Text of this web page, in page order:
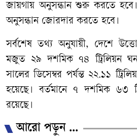
জায়গায় অনুসন্ধান শুরু করতে হবে।
অনুসন্ধান জোরদার করতে হবে।
সর্বশেষ তথ্য অনুযায়ী, দেশে
মজুত ২৯ দশ‌মিক ৭৪ ট্রিলিয়ন
সালের ডিসেম্বর পর্যন্ত ২২.১১
হয়েছে। বর্তমানে ৭ দশমিক ৬৩
রয়েছে।
আরো পড়ুন ...